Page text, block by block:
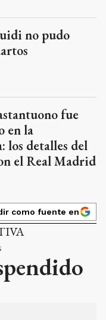
no pudo
fue
en la
los detalles del
el Real Madrid
como fuente en